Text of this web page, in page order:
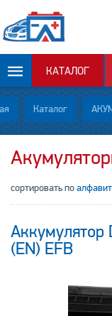
КАТАЛОГ
ОПЛАТА И
ДОСТАВКА
СТАТЬИ
О НАС
Каталог
сортировать по
Аккумулятор
(EN) EFB